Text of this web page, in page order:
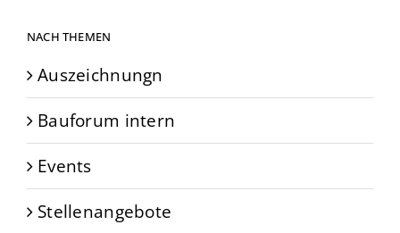
NACH THEMEN
Auszeichnungn
Bauforum intern
Events
Stellenangebote